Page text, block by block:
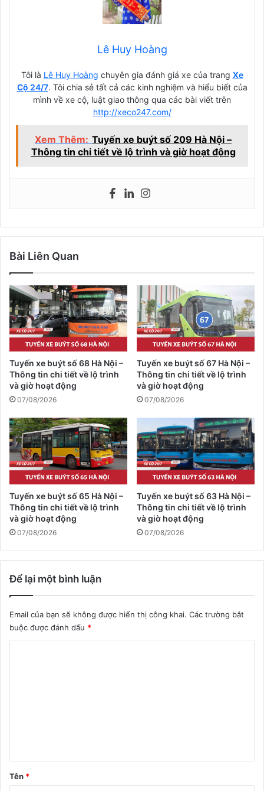
Lê Huy Hoàng
Tôi là Lê Huy Hoàng chuyên gia đánh giá xe của trang Xe
Cộ 24/7. Tôi chia sẻ tất cả các kinh nghiệm và hiểu biết của
mình về xe cộ, luật giao thông qua các bài viết trên
http://xeco247.com/
Xem Thêm: Tuyến xe buýt số 209 Hà Nội –
Thông tin chi tiết về lộ trình và giờ hoạt động
Bài Liên Quan
Tuyến xe buýt số 68 Hà Nội –
Thông tin chi tiết về lộ trình
và giờ hoạt động
07/08/2026
Tuyến xe buýt số 67 Hà Nội –
Thông tin chi tiết về lộ trình
và giờ hoạt động
07/08/2026
Tuyến xe buýt số 65 Hà Nội –
Thông tin chi tiết về lộ trình
và giờ hoạt động
07/08/2026
Tuyến xe buýt số 63 Hà Nội –
Thông tin chi tiết về lộ trình
và giờ hoạt động
07/08/2026
Để lại một bình luận
Email của bạn sẽ không được hiển thị công khai. Các trường bắt
buộc được đánh dấu *
n
Tên *